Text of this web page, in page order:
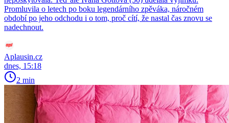
Promluvila o letech po boku legendárního zpěváka, náročném
období po jeho odchodu i o tom, proč cítí, že nastal čas znovu se
nadechnout.
Aplausin.cz
dnes, 15:18
2 min